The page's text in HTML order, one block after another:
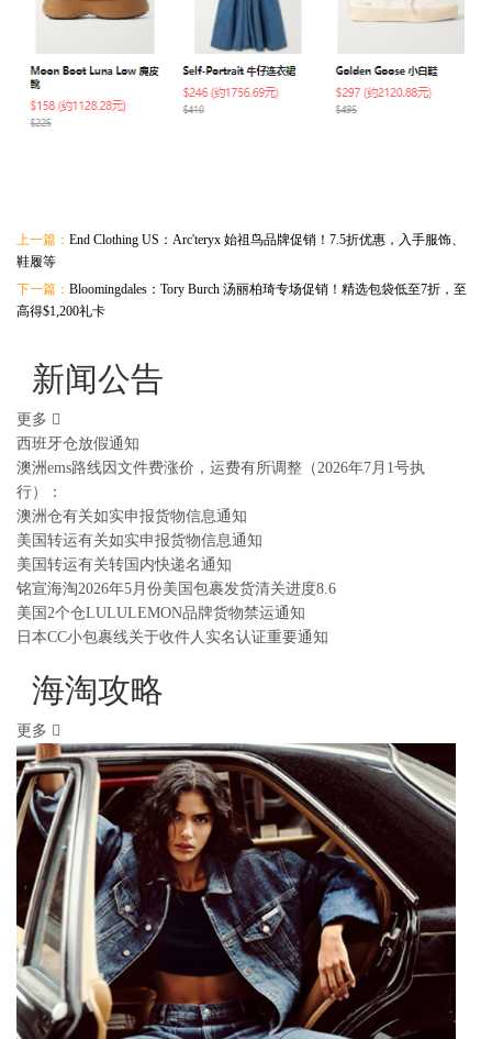
上一篇： End Clothing US：Arc'teryx 始祖鸟品牌促销！7.5折优惠，入手服饰、
鞋履等
下一篇： Bloomingdales：Tory Burch 汤丽柏琦专场促销！精选包袋低至7折，至
高得$1,200礼卡
新闻公告
更多
西班牙仓放假通知
澳洲ems路线因文件费涨价，运费有所调整（2026年7月1号执
行）：
澳洲仓有关如实申报货物信息通知
美国转运有关如实申报货物信息通知
美国转运有关转国内快递名通知
铭宣海淘2026年5月份美国包裹发货清关进度8.6
美国2个仓LULULEMON品牌货物禁运通知
日本CC小包裹线关于收件人实名认证重要通知
海淘攻略
更多